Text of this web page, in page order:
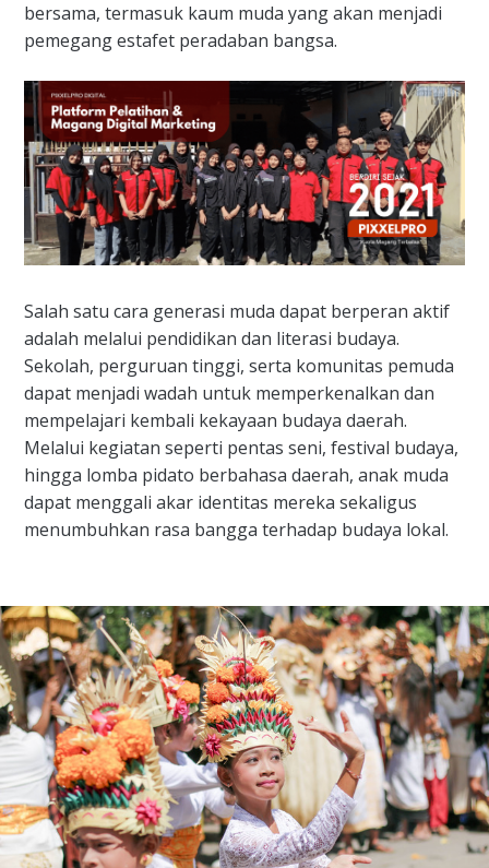
bersama, termasuk kaum muda yang akan menjadi
pemegang estafet peradaban bangsa.
Salah satu cara generasi muda dapat berperan aktif
adalah melalui pendidikan dan literasi budaya.
Sekolah, perguruan tinggi, serta komunitas pemuda
dapat menjadi wadah untuk memperkenalkan dan
mempelajari kembali kekayaan budaya daerah.
Melalui kegiatan seperti pentas seni, festival budaya,
hingga lomba pidato berbahasa daerah, anak muda
dapat menggali akar identitas mereka sekaligus
menumbuhkan rasa bangga terhadap budaya lokal.